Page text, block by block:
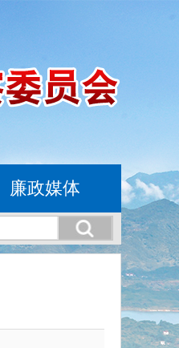
廉政媒体